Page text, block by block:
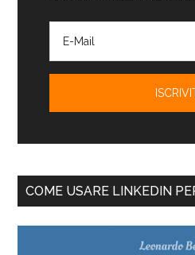
COME USARE LINKEDIN